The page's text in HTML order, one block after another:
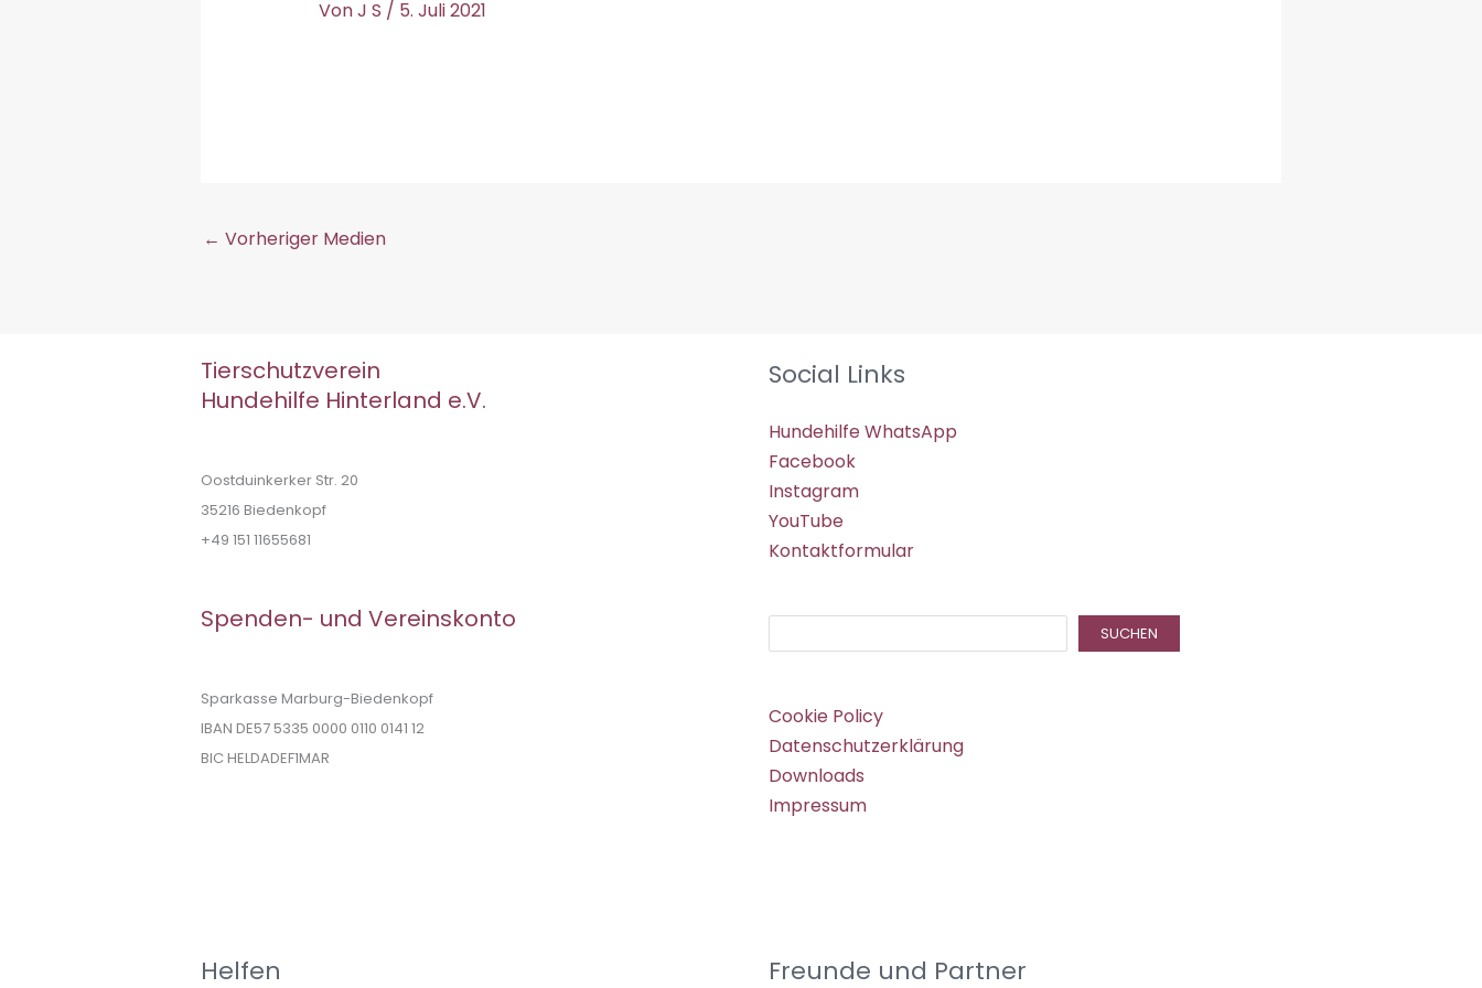
VonJ S / 5. Juli 2021
← Vorheriger Medien
Tierschutzverein
Hundehilfe Hinterland e.V.
Oostduinkerker Str. 20
35216 Biedenkopf
+49 151 11655681
Spenden- und Vereinskonto
Sparkasse Marburg-Biedenkopf
IBAN DE57 5335 0000 0110 0141 12
BIC HELDADEF1MAR
Social Links
Hundehilfe WhatsApp
Facebook
Instagram
YouTube
Kontaktformular
SUCHEN
Cookie Policy
Datenschutzerklärung
Downloads
Impressum
Helfen Freunde und Partner